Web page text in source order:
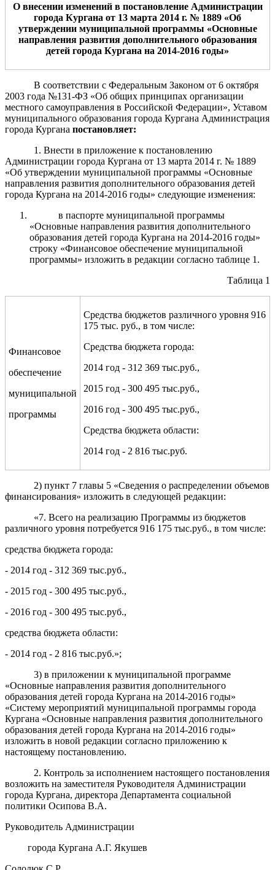
О внесении изменений в постановление Администрации
города Кургана от 13 марта 2014 г. № 1889 «Об
утверждении муниципальнойпрограммы «Основные
направления развития дополнительного образования
детей города Кургана на 2014-2016 годы»
В соответствии с Федеральным Законом от 6 октября
2003 года №131-ФЗ «Об общих принципах организации
местного самоуправления в Российской Федерации», Уставом
муниципального образования города Кургана Администрация
города Кургана постановляет:
1. Внести в приложение к постановлению
Администрации города Кургана от 13 марта 2014 г. № 1889
«Об утверждении муниципальной программы «Основные
направления развития дополнительного образования детей
города Кургана на 2014-2016 годы» следующие изменения:
в паспорте муниципальной программы
«Основные направления развития дополнительного
образования детей города Кургана на 2014-2016 годы»
строку «Финансовое обеспечение муниципальной
программы» изложить в редакции согласно таблице 1.
Таблица 1
Финансовое
обеспечение
муниципальной
программы
Средства бюджетов различного уровня 916
175 тыс. руб., в том числе:
Средства бюджета города:
2014 год - 312 369 тыс.руб.,
2015 год - 300 495 тыс.руб.,
2016 год - 300 495 тыс.руб.,
Средства бюджета области:
2014 год - 2 816 тыс.руб.
2) пункт 7 главы 5 «Сведения о распределении объемов
финансирования» изложить в следующей редакции:
«7. Всего на реализацию Программы из бюджетов
различного уровня потребуется 916 175 тыс.руб., в том числе:
средства бюджета города:
- 2014 год - 312 369 тыс.руб.,
- 2015 год - 300 495 тыс.руб.,
- 2016 год - 300 495 тыс.руб.,
средства бюджета области:
- 2014 год - 2 816 тыс.руб.»;
3) в приложении к муниципальной программе
«Основные направления развития дополнительного
образования детей города Кургана на 2014-2016 годы»
«Систему мероприятий муниципальной программы города
Кургана «Основные направления развития дополнительного
образования детей города Кургана на 2014-2016 годы»
изложить в новой редакции согласно приложению к
настоящему постановлению.
2. Контроль за исполнением настоящего постановления
возложить на заместителя Руководителя Администрации
города Кургана, директора Департамента социальной
политики Осипова В.А.
Руководитель Администрации
города Кургана А.Г. Якушев